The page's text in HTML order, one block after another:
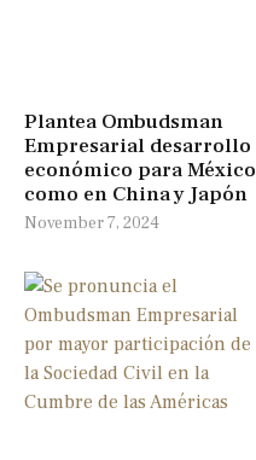
Plantea Ombudsman
Empresarial desarrollo
económico para México
como en China y Japón
November 7, 2024